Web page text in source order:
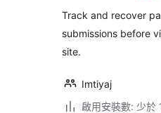
Track and recover
submissions before
site.
Imtiyaj
啟用安裝數: 少於